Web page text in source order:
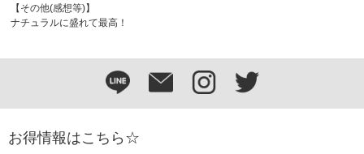
【その他(感想等)】
ナチュラルに盛れて最高！
お得情報はこちら☆